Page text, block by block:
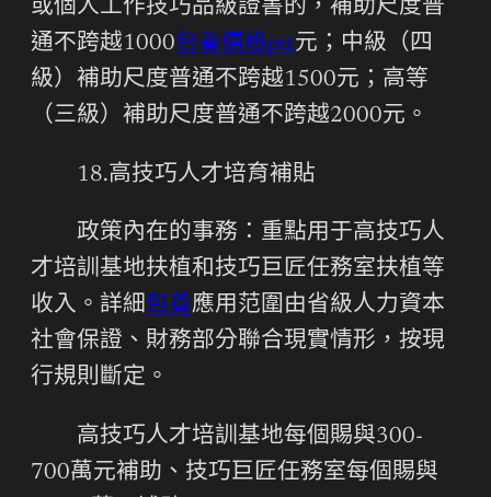
或個人工作技巧品級證書的，補助尺度普
通不跨越1000包養價格ptt元；中級（四
級）補助尺度普通不跨越1500元；高等
（三級）補助尺度普通不跨越2000元。
18.高技巧人才培育補貼
政策內在的事務：重點用于高技巧人
才培訓基地扶植和技巧巨匠任務室扶植等
收入。詳細包養應用范圍由省級人力資本
社會保證、財務部分聯合現實情形，按現
行規則斷定。
高技巧人才培訓基地每個賜與300-
700萬元補助、技巧巨匠任務室每個賜與